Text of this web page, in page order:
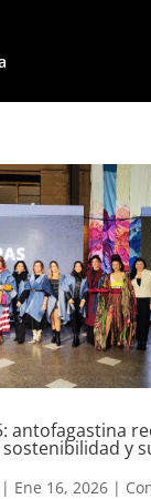
antofagastina
y
| Ene 16, 2026|